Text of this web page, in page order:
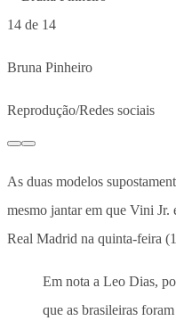
14 de 14
Bruna Pinheiro
Reprodução/Redes sociais
As duas modelos
mesmo jantar em que Vini
Real Madrid na quinta-feira
Em nota a Leo Dias,
que as brasileiras